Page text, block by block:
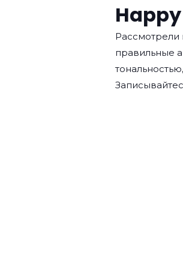
Рассмотрели
правильные